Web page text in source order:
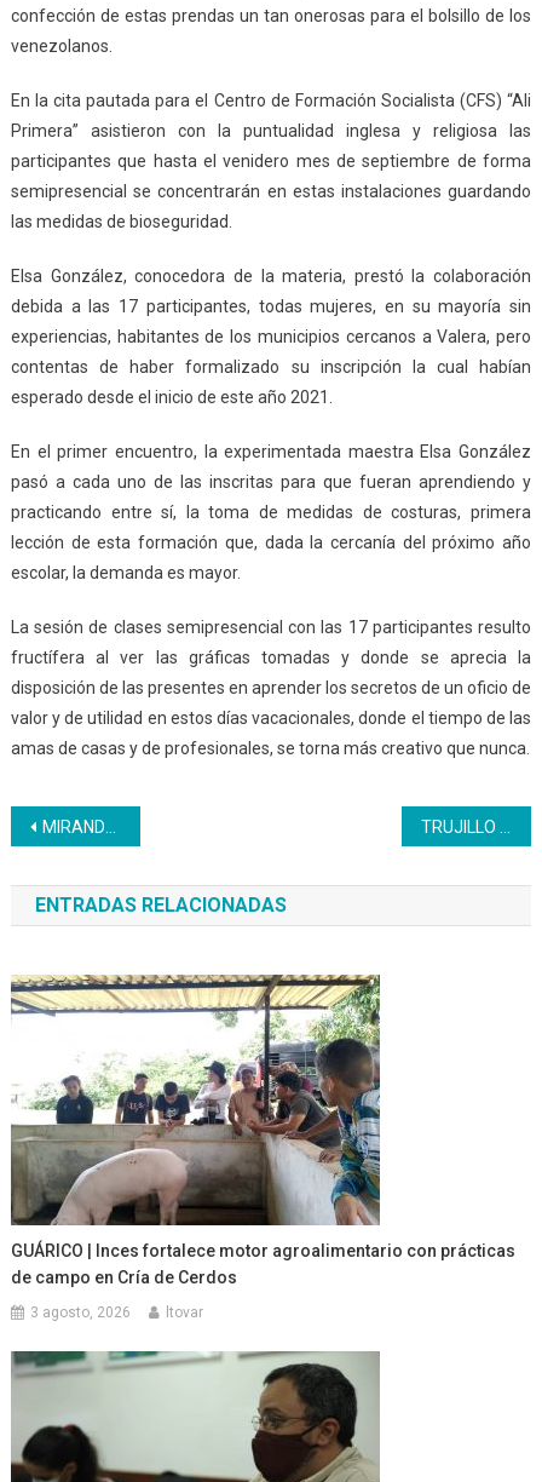
confección de estas prendas un tan onerosas para el bolsillo de los
venezolanos.
En la cita pautada para el Centro de Formación Socialista (CFS) “Ali
Primera” asistieron con la puntualidad inglesa y religiosa las
participantes que hasta el venidero mes de septiembre de forma
semipresencial se concentrarán en estas instalaciones guardando
las medidas de bioseguridad.
Elsa González, conocedora de la materia, prestó la colaboración
debida a las 17 participantes, todas mujeres, en su mayoría sin
experiencias, habitantes de los municipios cercanos a Valera, pero
contentas de haber formalizado su inscripción la cual habían
esperado desde el inicio de este año 2021.
En el primer encuentro, la experimentada maestra Elsa González
pasó a cada uno de las inscritas para que fueran aprendiendo y
practicando entre sí, la toma de medidas de costuras, primera
lección de esta formación que, dada la cercanía del próximo año
escolar, la demanda es mayor.
La sesión de clases semipresencial con las 17 participantes resulto
fructífera al ver las gráficas tomadas y donde se aprecia la
disposición de las presentes en aprender los secretos de un oficio de
valor y de utilidad en estos días vacacionales, donde el tiempo de las
amas de casas y de profesionales, se torna más creativo que nunca.
Navegación
de
entradas
MIRANDA | El CFS Industrial Textil realizó exposición y desfile de moda
ENTRADAS RELACIONADAS
GUÁRICO | Inces fortalece motor agroalimentario con prácticas
de campo en Cría de Cerdos
3 agosto, 2026 ltovar